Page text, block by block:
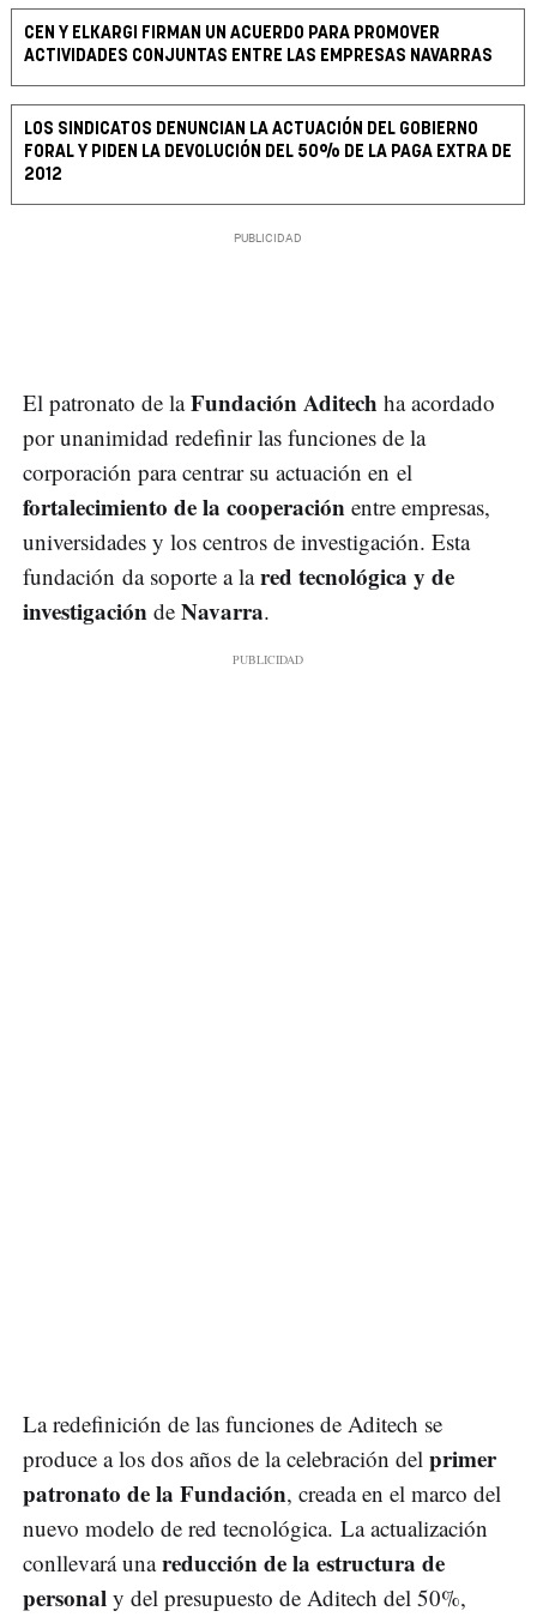
CEN Y ELKARGI FIRMAN UN ACUERDO PARA PROMOVER
ACTIVIDADES CONJUNTAS ENTRE LAS EMPRESAS NAVARRAS
LOS SINDICATOS DENUNCIAN LA ACTUACIÓN DEL GOBIERNO
FORAL Y PIDEN LA DEVOLUCIÓN DEL 50% DE LA PAGA EXTRA DE
2012
El patronato de laFundación Aditech ha acordado
por unanimidad redefinir las funciones de la
corporación para centrar su actuación en el
fortalecimiento de la cooperación entre empresas,
universidades y los centros de investigación. Esta
fundación da soporte a lared tecnológica y de
investigación de Navarra.
La redefinición de las funciones de Aditech se
produce a los dos años de la celebración del primer
patronato de la Fundación, creada en el marco del
nuevo modelo de red tecnológica. La actualización
conllevará unareducción de la estructura de
personal y del presupuesto de Aditech del 50%,